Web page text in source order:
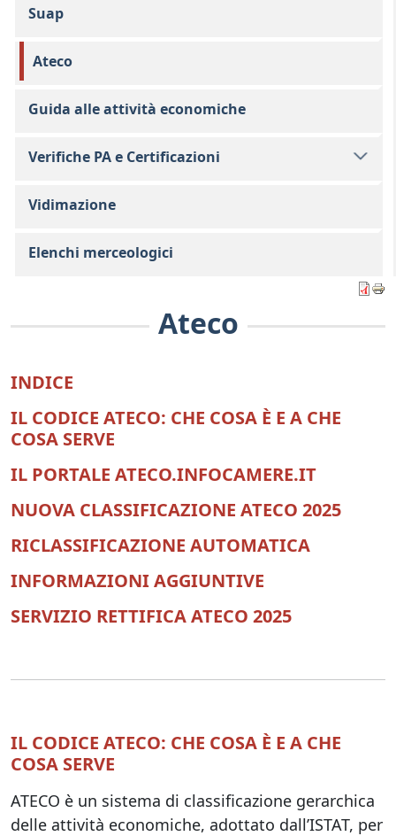
Ateco
INDICE
IL CODICE ATECO: CHE COSA È E A CHE
COSA SERVE
IL PORTALE ATECO.INFOCAMERE.IT
NUOVA CLASSIFICAZIONE ATECO 2025
RICLASSIFICAZIONE AUTOMATICA
INFORMAZIONI AGGIUNTIVE
SERVIZIO RETTIFICA ATECO 2025
IL CODICE ATECO: CHE COSA È E A CHE
COSA SERVE
ATECO è un sistema di classificazione gerarchica
delle attività economiche, adottato dall’ISTAT, per
Suap
Ateco
Guida alle attività economiche
Verifiche PA e Certificazioni
Vidimazione
Elenchi merceologici